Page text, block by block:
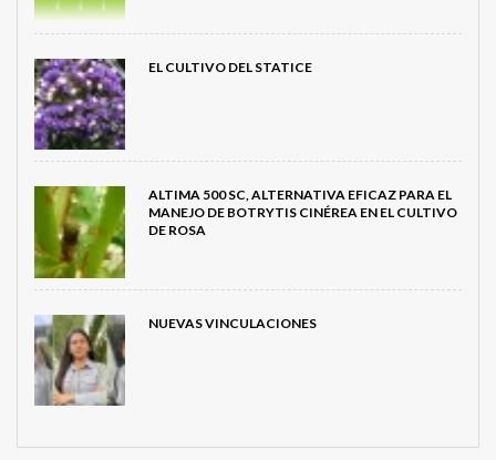
EL CULTIVO DEL STATICE
ALTIMA 500 SC, ALTERNATIVA EFICAZ PARA EL
MANEJO DE BOTRYTIS CINÉREA EN EL CULTIVO
DE ROSA
NUEVAS VINCULACIONES